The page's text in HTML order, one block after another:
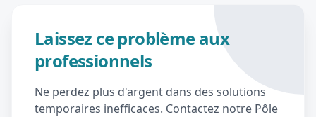
Laissez ce problème aux
professionnels
Ne perdez plus d'argent dans des solutions
temporaires inefficaces. Contactez notre Pôle